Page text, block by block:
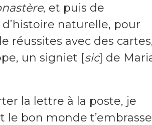
, et puis de
naturelle, pour
réussites avec des
un signiet [sic] de
la lettre à la poste, je
le bon monde t’embrasse